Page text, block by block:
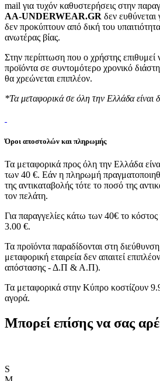
mail για τυχόν καθυστερήσεις στην
AA-UNDERWEAR.GR δεν ευθύνεται
δεν προκύπτουν από δική του
ανωτέρας βίας.
Στην περίπτωση που ο χρήστης
προϊόντα σε συντομότερο χρονικό
θα χρεώνεται επιπλέον.
*Τα μεταφορικά σε όλη την Ελλάδα
Όροι αποστολών και πληρωμής
Τα μεταφορικά προς όλη την Ελλάδα
των 40 €. Εάν η πληρωμή
της αντικαταβολής τότε το ποσό της
τον πελάτη.
Για παραγγελίες κάτω των 40€ το
3.00 €.
Τα προϊόντα παραδίδονται στη
μεταφορική εταιρεία δεν απαιτεί
απόστασης - Δ.Π & Α.Π).
Τα μεταφορικά στην Κύπρο κοστίζουν
αγορά.
Μπορεί επίσης να σας
S